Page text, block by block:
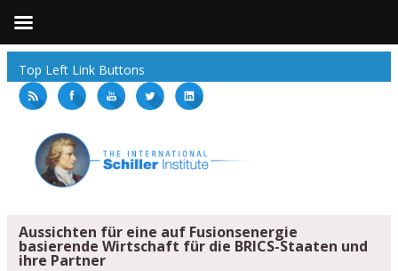
Top Left Link Buttons
Aussichten für eine auf Fusionsenergie
basierende Wirtschaft für die BRICS-Staaten und
ihre Partner